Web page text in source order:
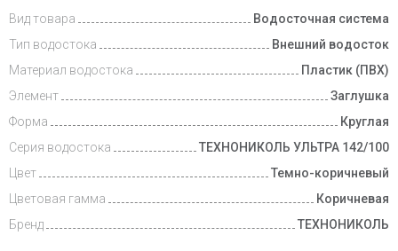
Вид товара
Водосточная система
Тип водостока
Внешний водосток
Материал водостока
Пластик (ПВХ)
Элемент
Заглушка
Форма
Круглая
Серия водостока
ТЕХНОНИКОЛЬ УЛЬТРА 142/100
Цвет
Темно-коричневый
Цветовая гамма
Коричневая
Бренд
ТЕХНОНИКОЛЬ